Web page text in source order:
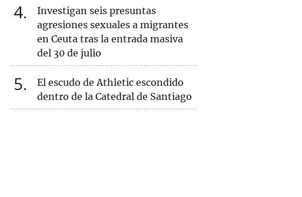
4
Investigan seis presuntas
agresiones sexuales a migrantes
en Ceuta tras la entrada masiva
del 30 de julio
5
El escudo de Athletic escondido
dentro de la Catedral de Santiago